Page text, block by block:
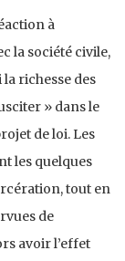
à
la société civile,
richesse des
» dans le
de loi. Les
les quelques
tout en
de
avoir l’effet